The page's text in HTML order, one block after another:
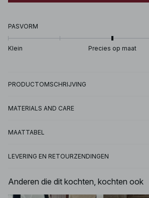
PASVORM
Klein Precies op maat
PRODUCTOMSCHRIJVING
MATERIALS AND CARE
MAATTABEL
LEVERING EN RETOURZENDINGEN
Anderen die dit kochten, kochten ook